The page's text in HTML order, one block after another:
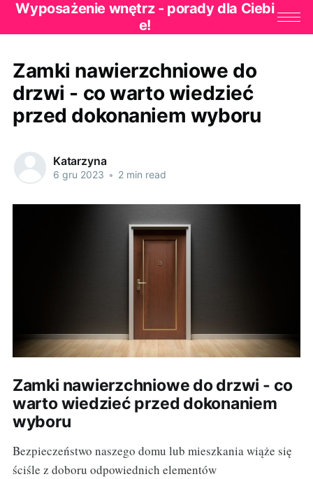
Wyposażenie wnętrz - porady dla Ciebi
e!
Zamki nawierzchniowe do
drzwi - co warto wiedzieć
przed dokonaniem wyboru
Katarzyna
6 gru 2023 • 2 min read
Zamki nawierzchniowe do drzwi - co
warto wiedzieć przed dokonaniem
wyboru
Bezpieczeństwo naszego domu lub mieszkania wiąże się
ściśle z doboru odpowiednich elementów